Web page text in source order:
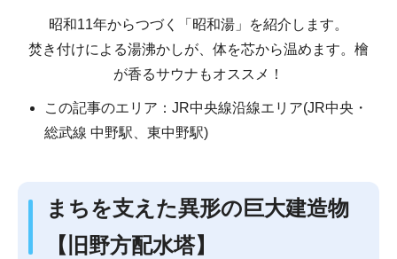
昭和11年からつづく「昭和湯」を紹介します。
焚き付けによる湯沸かしが、体を芯から温めます。檜
が香るサウナもオススメ！
この記事のエリア：JR中央線沿線エリア(JR中央・
総武線 中野駅、東中野駅)
まちを支えた異形の巨大建造物
【旧野方配水塔】